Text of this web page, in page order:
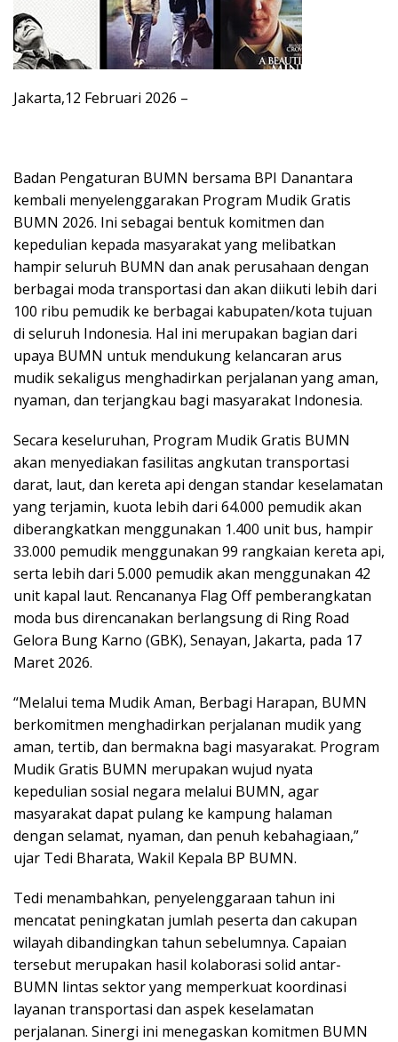
Jakarta,12 Februari 2026 –
Badan Pengaturan BUMN bersama BPI Danantara
kembali menyelenggarakan Program Mudik Gratis
BUMN 2026. Ini sebagai bentuk komitmen dan
kepedulian kepada masyarakat yang melibatkan
hampir seluruh BUMN dan anak perusahaan dengan
berbagai moda transportasi dan akan diikuti lebih dari
100 ribu pemudik ke berbagai kabupaten/kota tujuan
di seluruh Indonesia. Hal ini merupakan bagian dari
upaya BUMN untuk mendukung kelancaran arus
mudik sekaligus menghadirkan perjalanan yang aman,
nyaman, dan terjangkau bagi masyarakat Indonesia.
Secara keseluruhan, Program Mudik Gratis BUMN
akan menyediakan fasilitas angkutan transportasi
darat, laut, dan kereta api dengan standar keselamatan
yang terjamin, kuota lebih dari 64.000 pemudik akan
diberangkatkan menggunakan 1.400 unit bus, hampir
33.000 pemudik menggunakan 99 rangkaian kereta api,
serta lebih dari 5.000 pemudik akan menggunakan 42
unit kapal laut. Rencananya Flag Off pemberangkatan
moda bus direncanakan berlangsung di Ring Road
Gelora Bung Karno (GBK), Senayan, Jakarta, pada 17
Maret 2026.
“Melalui tema Mudik Aman, Berbagi Harapan, BUMN
berkomitmen menghadirkan perjalanan mudik yang
aman, tertib, dan bermakna bagi masyarakat. Program
Mudik Gratis BUMN merupakan wujud nyata
kepedulian sosial negara melalui BUMN, agar
masyarakat dapat pulang ke kampung halaman
dengan selamat, nyaman, dan penuh kebahagiaan,”
ujar Tedi Bharata, Wakil Kepala BP BUMN.
Tedi menambahkan, penyelenggaraan tahun ini
mencatat peningkatan jumlah peserta dan cakupan
wilayah dibandingkan tahun sebelumnya. Capaian
tersebut merupakan hasil kolaborasi solid antar-
BUMN lintas sektor yang memperkuat koordinasi
layanan transportasi dan aspek keselamatan
perjalanan. Sinergi ini menegaskan komitmen BUMN